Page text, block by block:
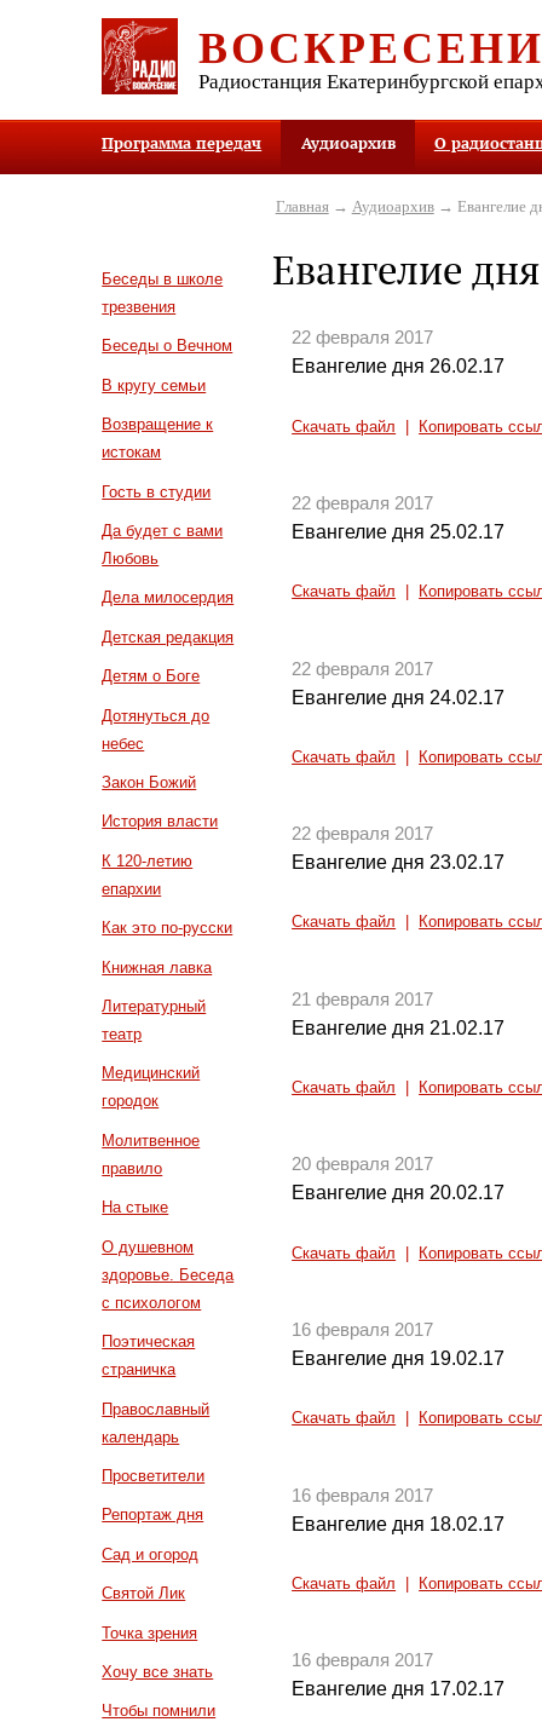
Радиостанция Екатеринбургской
Программа передач Аудиоархив О
Беседы в школе
трезвения
Беседы о Вечном
В кругу семьи
Возвращение к
истокам
Гость в студии
Да будет с вами
Любовь
Дела милосердия
Детская редакция
Детям о Боге
Дотянуться до
небес
Закон Божий
История власти
К 120-летию
епархии
Как это по-русски
Книжная лавка
Литературный
театр
Медицинский
городок
Молитвенное
правило
На стыке
О душевном
здоровье. Беседа
с психологом
Поэтическая
страничка
Православный
календарь
Просветители
Репортаж дня
Сад и огород
Святой Лик
Точка зрения
Хочу все знать
Чтобы помнили
Главная→ Аудиоархив→ Евангелие
Евангелие дня
22 февраля 2017
Евангелие дня 26.02.17
Скачать файл Копировать
22 февраля 2017
Евангелие дня 25.02.17
Скачать файл Копировать
22 февраля 2017
Евангелие дня 24.02.17
Скачать файл Копировать
22 февраля 2017
Евангелие дня 23.02.17
Скачать файл Копировать
21 февраля 2017
Евангелие дня 21.02.17
Скачать файл Копировать
20 февраля 2017
Евангелие дня 20.02.17
Скачать файл Копировать
16 февраля 2017
Евангелие дня 19.02.17
Скачать файл Копировать
16 февраля 2017
Евангелие дня 18.02.17
Скачать файл Копировать
16 февраля 2017
Евангелие дня 17.02.17